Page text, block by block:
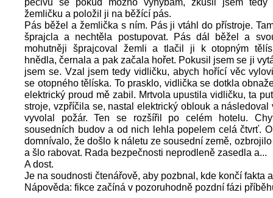
žemličku a položil ji na běžící pás.
Pás běžel a žemlička s ním. Pás ji vtáhl do přístroje.
šprajcla a nechtěla postupovat. Pás dál běžel a
mohutněji šprajcoval žemli a tlačil ji k otopným
hnědla, černala a pak začala hořet. Pokusil jsem se ji
jsem se. Vzal jsem tedy vidličku, abych hořící věc
se otopného tělíska. To prasklo, vidlička se dotkla
elektrický proud mě zabil. Mrtvola upustila vidličku, ta
stroje, vzpříčila se, nastal elektrický oblouk a následoval
vyvolal požár. Ten se rozšířil po celém hotelu.
sousedních budov a od nich lehla popelem celá čtvrť.
domnívalo, že došlo k náletu ze sousední země,
a šlo rabovat. Rada bezpečnosti neprodleně zasedla a...
A dost.
Je na soudnosti čtenářově, aby pozbnal, kde končí fakta
Nápověda: fikce začíná v pozoruhodně pozdní fázi